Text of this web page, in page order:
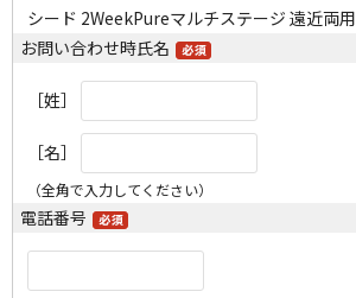
シード 2WeekPureマルチステージ 遠近両用
お問い合わせ時氏名
［姓］
［名］
（全角で入力してください）
電話番号